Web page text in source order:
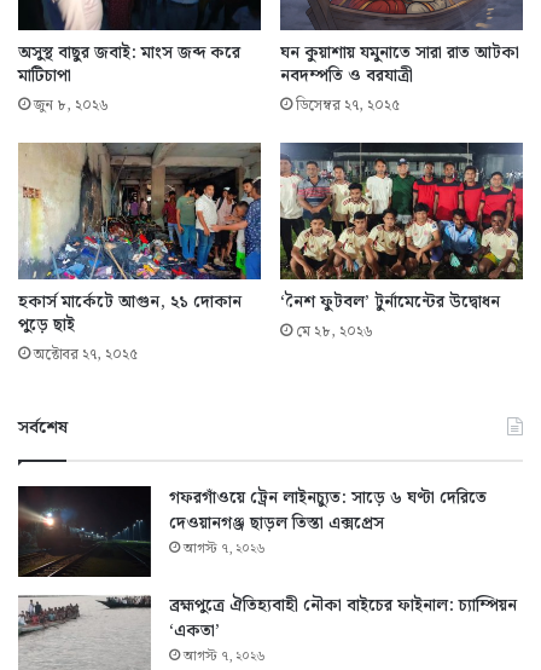
অসুস্থ বাছুর জবাই: মাংস জব্দ করে
মাটিচাপা
জুন ৮, ২০২৬
ঘন কুয়াশায় যমুনাতে সারা রাত আটকা
নবদম্পতি ও বরযাত্রী
ডিসেম্বর ২৭, ২০২৫
হকার্স মার্কেটে আগুন, ২১ দোকান
পুড়ে ছাই
অক্টোবর ২৭, ২০২৫
‘নৈশ ফুটবল’ টুর্নামেন্টের উদ্বোধন
মে ২৮, ২০২৬
সর্বশেষ
গফরগাঁওয়ে ট্রেন লাইনচ্যুত: সাড়ে ৬ ঘণ্টা দেরিতে
দেওয়ানগঞ্জ ছাড়ল তিস্তা এক্সপ্রেস
আগস্ট ৭, ২০২৬
ব্রহ্মপুত্রে ঐতিহ্যবাহী নৌকা বাইচের ফাইনাল: চ্যাম্পিয়ন
‘একতা’
আগস্ট ৭, ২০২৬